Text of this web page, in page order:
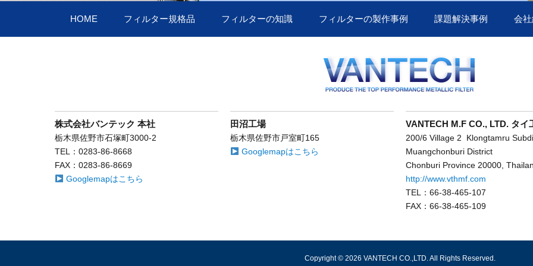
HOME フィルター規格品 フィルターの知識 フィルターの製作事例 課題解決事例 会
株式会社バンテック 本社
栃木県佐野市石塚町3000-2
TEL：0283-86-8668
FAX：0283-86-8669
Googlemapはこちら
田沼工場
栃木県佐野市戸室町165
Googlemapはこちら
VANTECH M.F CO., LTD. タイ
200/6 Village 2 Klongtamru
Muangchonburi District
Chonburi Province 20000,
http://www.vthmf.com
TEL：66-38-465-107
FAX：66-38-465-109
Copyright © 2026 VANTECH CO.,LTD. All Rights Reserved.